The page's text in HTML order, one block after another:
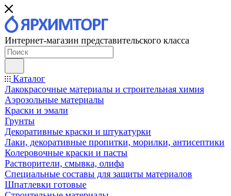
Интернет-магазин представительского класса
Каталог
Лакокрасочные материалы и строительная химия
Аэрозольные материалы
Краски и эмали
Грунты
Декоративные краски и штукатурки
Лаки, декоративные пропитки, морилки, антисептики
Колеровочные краски и пасты
Растворители, смывка, олифа
Специальные составы для защиты материалов
Шпатлевки готовые